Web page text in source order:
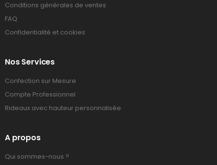
Conditions générales de ventes
FAQ
Confidentialité et cookies
Nos Services
Confection sur Mesure
Compte Professionnel
Rideaux avec hauteur personnalisée
A propos
Qui sommes-nous ?